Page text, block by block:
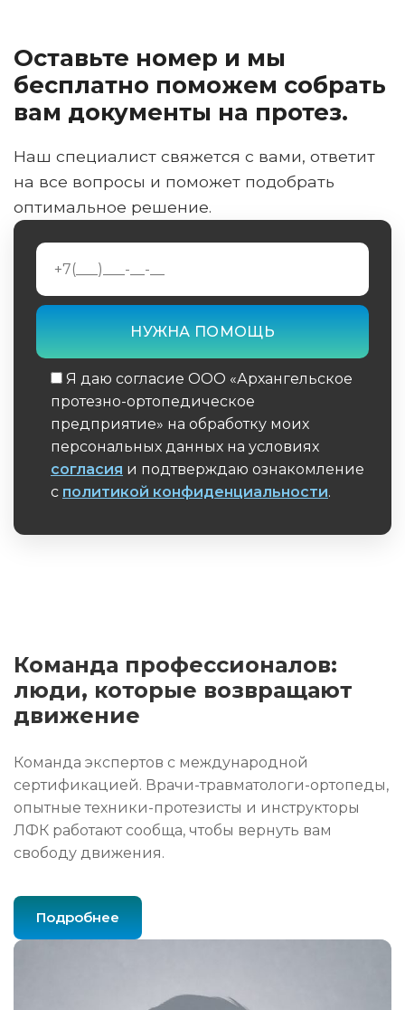
Оставьте номер и мы
бесплатно поможем собрать
вам документы на протез.
Наш специалист свяжется с вами, ответит
на все вопросы и поможет подобрать
оптимальное решение.
Я даю согласие ООО «Архангельское
протезно-ортопедическое
предприятие» на обработку моих
персональных данных на условиях
согласия и подтверждаю ознакомление
с политикой конфиденциальности.
Команда профессионалов:
люди, которые возвращают
движение
Команда экспертов с международной
сертификацией. Врачи-травматологи-ортопеды,
опытные техники-протезисты и инструкторы
ЛФК работают сообща, чтобы вернуть вам
свободу движения.
Подробнее